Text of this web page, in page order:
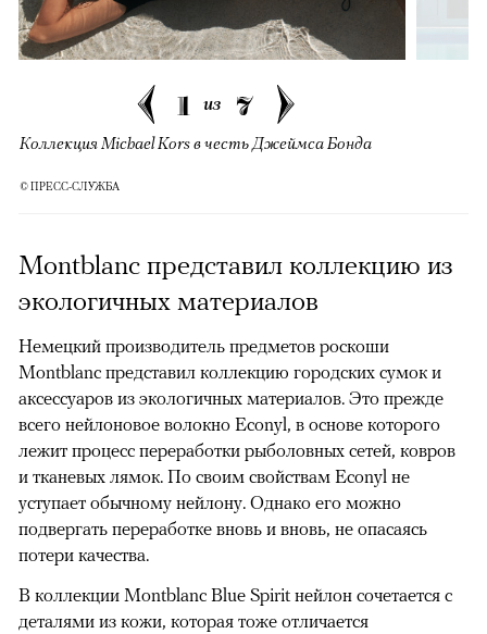
1 из 7
Коллекция Michael Kors в честь Джеймса Бонда
© ПРЕСС-СЛУЖБА
Montblanc представил коллекцию из
экологичных материалов
Немецкий производитель предметов роскоши
Montblanc представил коллекцию городских сумок и
аксессуаров из экологичных материалов. Это прежде
всего нейлоновое волокно Econyl, в основе которого
лежит процесс переработки рыболовных сетей, ковров
и тканевых лямок. По своим свойствам Econyl не
уступает обычному нейлону. Однако его можно
подвергать переработке вновь и вновь, не опасаясь
потери качества.
В коллекции Montblanc Blue Spirit нейлон сочетается с
деталями из кожи, которая тоже отличается